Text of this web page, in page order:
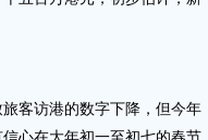
客访港的数字下降，但今年